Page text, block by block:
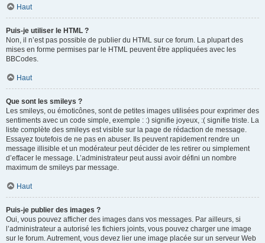
Haut
Puis-je utiliser le HTML ?
Non, il n’est pas possible de publier du HTML sur ce forum. La plupart des
mises en forme permises par le HTML peuvent être appliquées avec les
BBCodes.
Haut
Que sont les smileys ?
Les smileys, ou émoticônes, sont de petites images utilisées pour exprimer des
sentiments avec un code simple, exemple : :) signifie joyeux, :( signifie triste. La
liste complète des smileys est visible sur la page de rédaction de message.
Essayez toutefois de ne pas en abuser. Ils peuvent rapidement rendre un
message illisible et un modérateur peut décider de les retirer ou simplement
d’effacer le message. L’administrateur peut aussi avoir défini un nombre
maximum de smileys par message.
Haut
Puis-je publier des images ?
Oui, vous pouvez afficher des images dans vos messages. Par ailleurs, si
l’administrateur a autorisé les fichiers joints, vous pouvez charger une image
sur le forum. Autrement, vous devez lier une image placée sur un serveur Web